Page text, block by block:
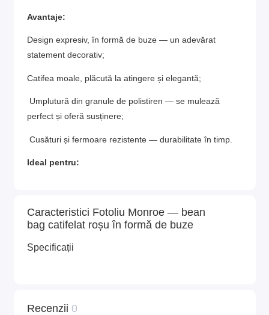
Avantaje:
Design expresiv, în formă de buze — un adevărat
statement decorativ;
Catifea moale, plăcută la atingere și elegantă;
Umplutură din granule de polistiren — se mulează
perfect și oferă susținere;
Cusături și fermoare rezistente — durabilitate în timp.
Ideal pentru:
- colțuri foto sau decor instagramabil;
- zone de relaxare în casă, studio, salon sau spații
comerciale.
Caracteristici Fotoliu Monroe — bean
bag catifelat roșu în formă de buze
Specificații
Recenzii 0